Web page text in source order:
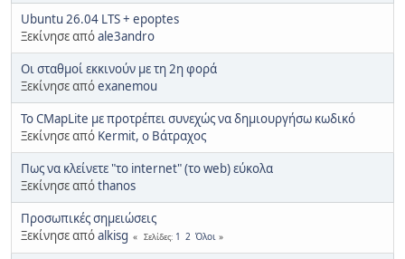
Ubuntu 26.04 LTS + epoptes
Ξεκίνησε απόale3andro
Οι σταθμοί εκκινούν με τη 2η φορά
Ξεκίνησε απόexanemou
To CMapLite με προτρέπει συνεχώς να δημιουργήσω κωδικό
Ξεκίνησε από Kermit, ο Βάτραχος
Πως να κλείνετε "το internet" (το web) εύκολα
Ξεκίνησε απόthanos
Προσωπικές σημειώσεις
Ξεκίνησε απόalkisg Σελίδες 1 2 Όλοι